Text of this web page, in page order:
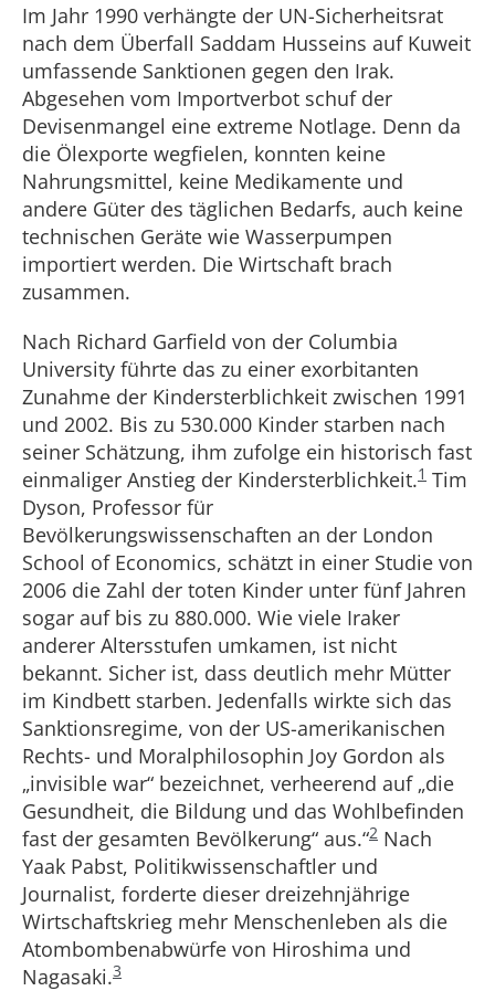
Im Jahr 1990 verhängte der UN-Sicherheitsrat
nach dem Überfall Saddam Husseins auf Kuweit
umfassende Sanktionen gegen den Irak.
Abgesehen vom Importverbot schuf der
Devisenmangel eine extreme Notlage. Denn da
die Ölexporte wegfielen, konnten keine
Nahrungsmittel, keine Medikamente und
andere Güter des täglichen Bedarfs, auch keine
technischen Geräte wie Wasserpumpen
importiert werden. Die Wirtschaft brach
zusammen.
Nach Richard Garfield von der Columbia
University führte das zu einer exorbitanten
Zunahme der Kindersterblichkeit zwischen 1991
und 2002. Bis zu 530.000 Kinder starben nach
seiner Schätzung, ihm zufolge ein historisch fast
einmaliger Anstieg der Kindersterblichkeit.1 Tim
Dyson, Professor für
Bevölkerungswissenschaften an der London
School of Economics, schätzt in einer Studie von
2006 die Zahl der toten Kinder unter fünf Jahren
sogar auf bis zu 880.000. Wie viele Iraker
anderer Altersstufen umkamen, ist nicht
bekannt. Sicher ist, dass deutlich mehr Mütter
im Kindbett starben. Jedenfalls wirkte sich das
Sanktionsregime, von der US-amerikanischen
Rechts- und Moralphilosophin Joy Gordon als
„invisible war“ bezeichnet, verheerend auf „die
Gesundheit, die Bildung und das Wohlbefinden
fast der gesamten Bevölkerung“ aus.“2 Nach
Yaak Pabst, Politikwissenschaftler und
Journalist, forderte dieser dreizehnjährige
Wirtschaftskrieg mehr Menschenleben als die
Atombombenabwürfe von Hiroshima und
Nagasaki.3